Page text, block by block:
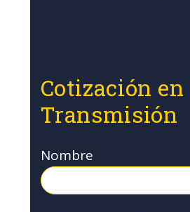
Cotización en
Transmisión
Nombre